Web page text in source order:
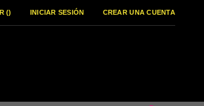
() INICIAR SESIÓN CREAR UNA CUENTA